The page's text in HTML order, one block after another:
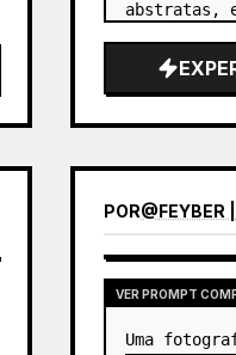
abstratas,
tinta,
POR@FEYBER
VER PROMPT